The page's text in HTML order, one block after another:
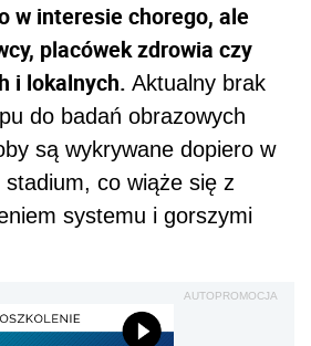
w interesie chorego, ale
placówek zdrowia czy
i lokalnych. Aktualny brak
do badań obrazowych
są wykrywane dopiero w
co wiąże się z
systemu i gorszymi
AUTOPROMOCJA